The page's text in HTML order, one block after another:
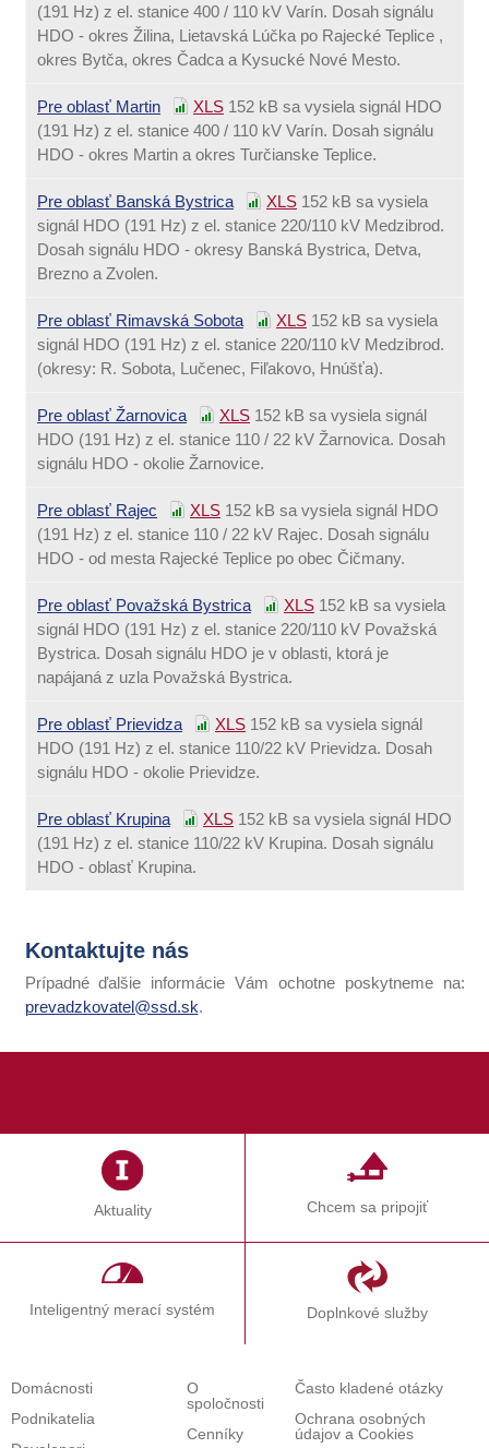
(191 Hz) z el. stanice 400 / 110 kV Varín. Dosah signálu
HDO - okres Žilina, Lietavská Lúčka po Rajecké Teplice ,
okres Bytča, okres Čadca a Kysucké Nové Mesto.
Pre oblasť Martin XLS 152 kB sa vysiela signál HDO
(191 Hz) z el. stanice 400 / 110 kV Varín. Dosah signálu
HDO - okres Martin a okres Turčianske Teplice.
Pre oblasť Banská Bystrica XLS 152 kB sa vysiela
signál HDO (191 Hz) z el. stanice 220/110 kV Medzibrod.
Dosah signálu HDO - okresy Banská Bystrica, Detva,
Brezno a Zvolen.
Pre oblasť Rimavská Sobota XLS 152 kB sa vysiela
signál HDO (191 Hz) z el. stanice 220/110 kV Medzibrod.
(okresy: R. Sobota, Lučenec, Fiľakovo, Hnúšťa).
Pre oblasť Žarnovica XLS 152 kB sa vysiela signál
HDO (191 Hz) z el. stanice 110 / 22 kV Žarnovica. Dosah
signálu HDO - okolie Žarnovice.
Pre oblasť Rajec XLS 152 kB sa vysiela signál HDO
(191 Hz) z el. stanice 110 / 22 kV Rajec. Dosah signálu
HDO - od mesta Rajecké Teplice po obec Čičmany.
Pre oblasť Považská Bystrica XLS 152 kB sa vysiela
signál HDO (191 Hz) z el. stanice 220/110 kV Považská
Bystrica. Dosah signálu HDO je v oblasti, ktorá je
napájaná z uzla Považská Bystrica.
Pre oblasť Prievidza XLS 152 kB sa vysiela signál
HDO (191 Hz) z el. stanice 110/22 kV Prievidza. Dosah
signálu HDO - okolie Prievidze.
Pre oblasť Krupina XLS 152 kB sa vysiela signál HDO
(191 Hz) z el. stanice 110/22 kV Krupina. Dosah signálu
HDO - oblasť Krupina.
Kontaktujte nás
Prípadné ďalšie informácie Vám ochotne poskytneme na:
prevadzkovatel@ssd.sk.
Aktuality Chcem sa pripojiť
Inteligentný merací systém Doplnkové služby
Domácnosti
Podnikatelia
O
spoločnosti
Cenníky
Často kladené otázky
Ochrana osobných
údajov a Cookies